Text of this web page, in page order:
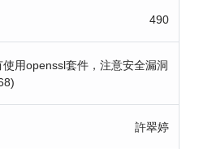
490
用openssl套件，注意安全漏洞
許翠婷